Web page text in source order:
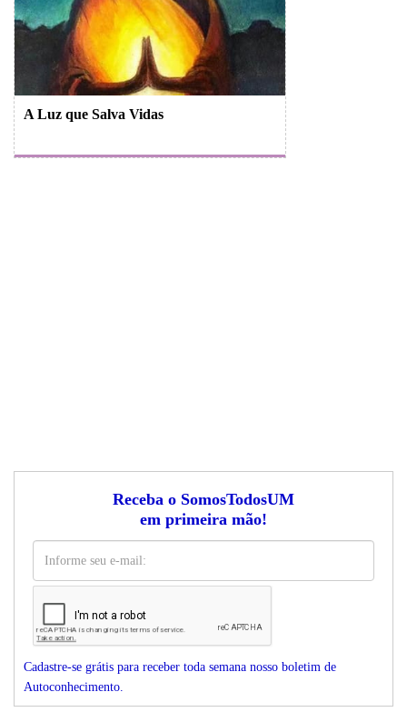
A Luz que Salva Vidas
Receba o SomosTodosUM
em primeira mão!
Cadastre-se grátis para receber toda semana nosso boletim de
Autoconhecimento.